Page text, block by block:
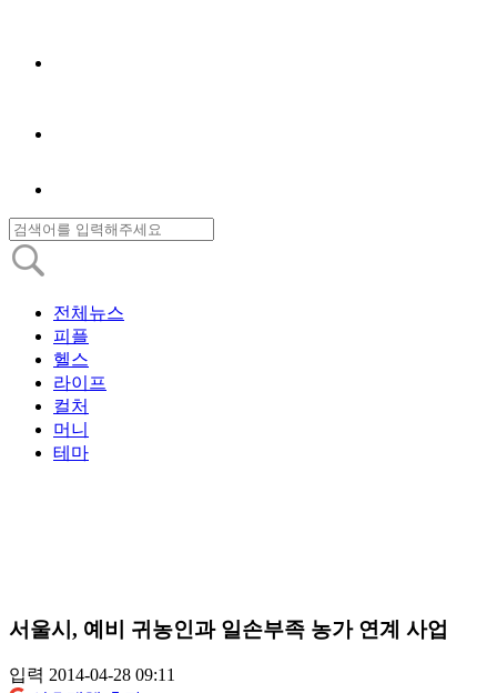
전체뉴스
피플
헬스
라이프
컬처
머니
테마
서울시, 예비 귀농인과 일손부족 농가 연계 사업
입력 2014-04-28 09:11